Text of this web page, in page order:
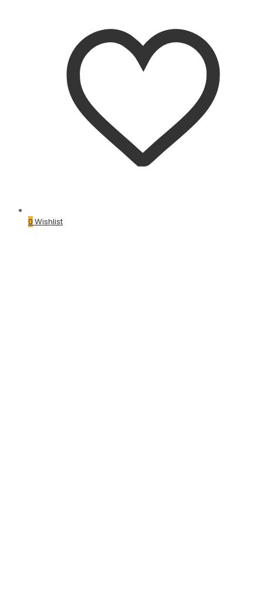
0 Wishlist